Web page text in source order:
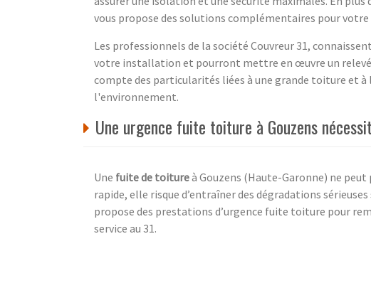
vous propose des solutions complémentaires pour
Les professionnels de la société Couvreur 31,
votre installation et pourront mettre en œuvre un
compte des particularités liées à une grande toiture et
l'environnement.
Une urgence fuite toiture à Gouzens
Une fuite de toitureà Gouzens (Haute-Garonne) ne
rapide, elle risque d’entraîner des dégradations
propose des prestations d’urgence fuite toiture pour
service au 31.